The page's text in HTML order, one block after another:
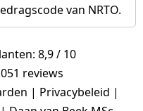
van NRTO.
8,9 / 10
reviews
| Privacybeleid |